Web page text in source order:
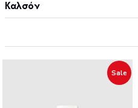
Καλσόν
Sale